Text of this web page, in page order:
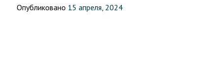
Опубликовано 15 апреля, 2024